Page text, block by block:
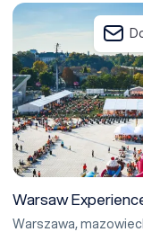
Warsaw Experience
Warsaw
Warszawa,